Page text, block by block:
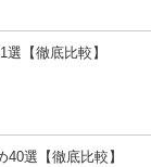
【徹底比較】
選【徹底比較】